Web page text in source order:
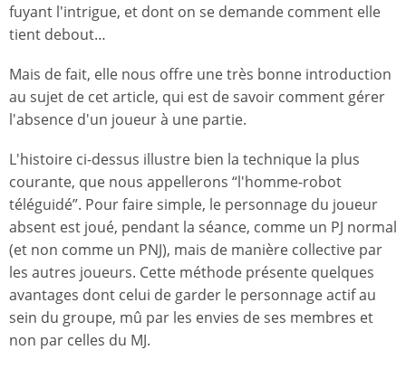
fuyant l'intrigue, et dont on se demande comment elle
tient debout…
Mais de fait, elle nous offre une très bonne introduction
au sujet de cet article, qui est de savoir comment gérer
l'absence d'un joueur à une partie.
L'histoire ci-dessus illustre bien la technique la plus
courante, que nous appellerons “l'homme-robot
téléguidé”. Pour faire simple, le personnage du joueur
absent est joué, pendant la séance, comme un PJ normal
(et non comme un PNJ), mais de manière collective par
les autres joueurs. Cette méthode présente quelques
avantages dont celui de garder le personnage actif au
sein du groupe, mû par les envies de ses membres et
non par celles du MJ.